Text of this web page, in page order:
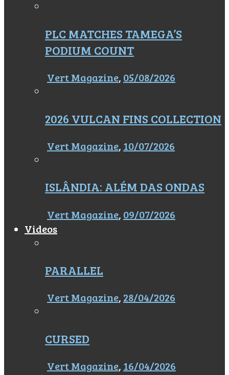
PLC MATCHES TAMEGA’S
PODIUM COUNT
Vert Magazine, 05/08/2026
2026 VULCAN FINS COLLECTION
Vert Magazine, 10/07/2026
ISLÂNDIA: ALÉM DAS ONDAS
Vert Magazine, 09/07/2026
Videos
PARALLEL
Vert Magazine, 28/04/2026
CURSED
Vert Magazine, 16/04/2026